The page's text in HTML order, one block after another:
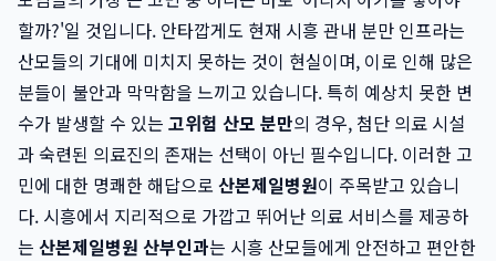
할까?'일 것입니다. 안타깝게도 현재 시흥 관내 분만 인프라는
산모들의 기대에 미치지 못하는 것이 현실이며, 이로 인해 많은
분들이 불안과 막막함을 느끼고 있습니다. 특히 예상치 못한 변
수가 발생할 수 있는 고위험 산모 분만의 경우, 첨단 의료 시설
과 숙련된 의료진의 존재는 선택이 아닌 필수입니다. 이러한 고
민에 대한 명쾌한 해답으로 산본제일병원이 주목받고 있습니
다. 시흥에서 지리적으로 가깝고 뛰어난 의료 서비스를 제공하
는 산본제일병원 산부인과는 시흥 산모들에게 안전하고 편안한